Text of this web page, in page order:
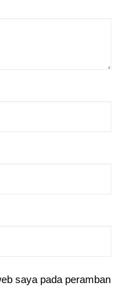
saya pada peramban